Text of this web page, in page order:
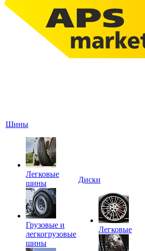
Шины
Легковые
шины
Грузовые и
легкогрузовые
шины
Диски
Легковые